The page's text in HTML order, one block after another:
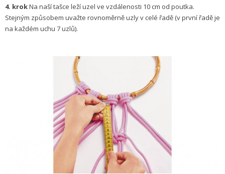
4. krokNa naší tašce leží uzel ve vzdálenosti 10 cm od poutka.
Stejným způsobem uvažte rovnoměrně uzly v celé řadě (v první řadě je
na každém uchu 7 uzlů).